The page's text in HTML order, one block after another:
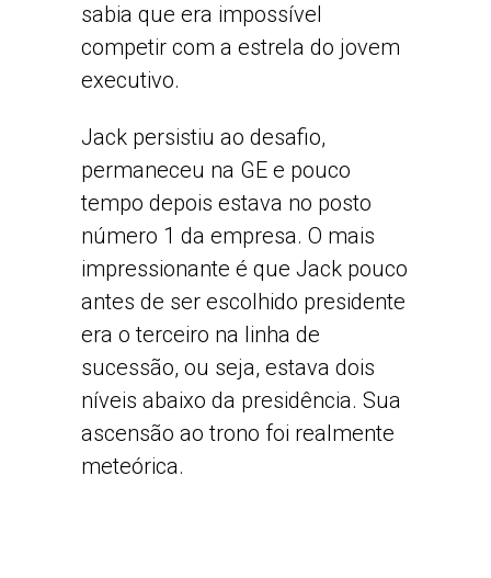
sabia que era impossível
competir com a estrela do jovem
executivo.
Jack persistiu ao desafio,
permaneceu na GE e pouco
tempo depois estava no posto
número 1 da empresa. O mais
impressionante é que Jack pouco
antes de ser escolhido presidente
era o terceiro na linha de
sucessão, ou seja, estava dois
níveis abaixo da presidência. Sua
ascensão ao trono foi realmente
meteórica.